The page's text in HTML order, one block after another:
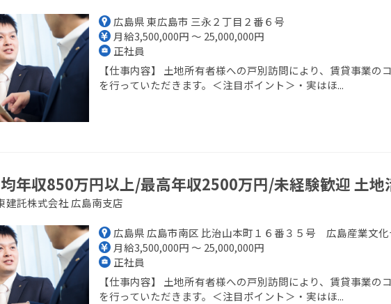
広島県 東広島市 三永２丁目２番６号
月給3,500,000円 ～ 25,000,000円
正社員
【仕事内容】 土地所有者様への戸別訪問により、賃貸事業
を行っていただきます。＜注目ポイント＞・実はほ...
年収850万円以上/最高年収2500万円/未経験歓迎 土地
建託株式会社 広島南支店
広島県 広島市南区 比治山本町１６番３５号 広島産業文
月給3,500,000円 ～ 25,000,000円
正社員
【仕事内容】 土地所有者様への戸別訪問により、賃貸事業
を行っていただきます。＜注目ポイント＞・実はほ...